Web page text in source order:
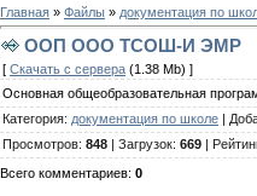
Главная » Файлы » документация по
ООП ООО ТСОШ-И ЭМР
[ Скачать с сервера (1.38 Mb) ]
Основная общеобразовательная
Категория: документация по школе
Просмотров: 848 Загрузок: 669
Всего комментариев: 0